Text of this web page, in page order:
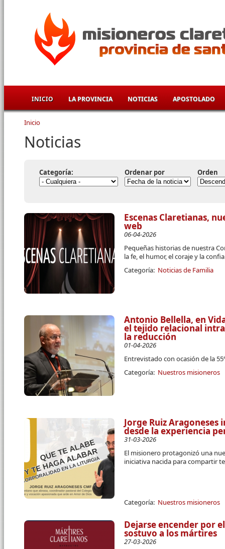
INICIO LA PROVINCIA NOTICIAS APOSTOLADO
Se encuentra usted aquí
Inicio
Noticias
Categoría: Ordenar por Orden
Escenas Claretianas,
web
06-04-2026
Pequeñas historias de nuestra
la fe, el humor, el coraje y la
Categoría: Noticias de Familia
Antonio Bellella, en
el tejido relacional
la reducción
01-04-2026
Entrevistado con ocasión de la
Categoría: Nuestros misioneros
Jorge Ruiz Aragoneses
desde la experiencia
31-03-2026
El misionero protagonizó una
iniciativa nacida para compartir
Categoría: Nuestros misioneros
Dejarse encender por
sostuvo a los mártires
27-03-2026